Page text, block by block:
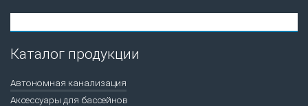
Каталог продукции
Автономная канализация
Аксессуары для бассейнов